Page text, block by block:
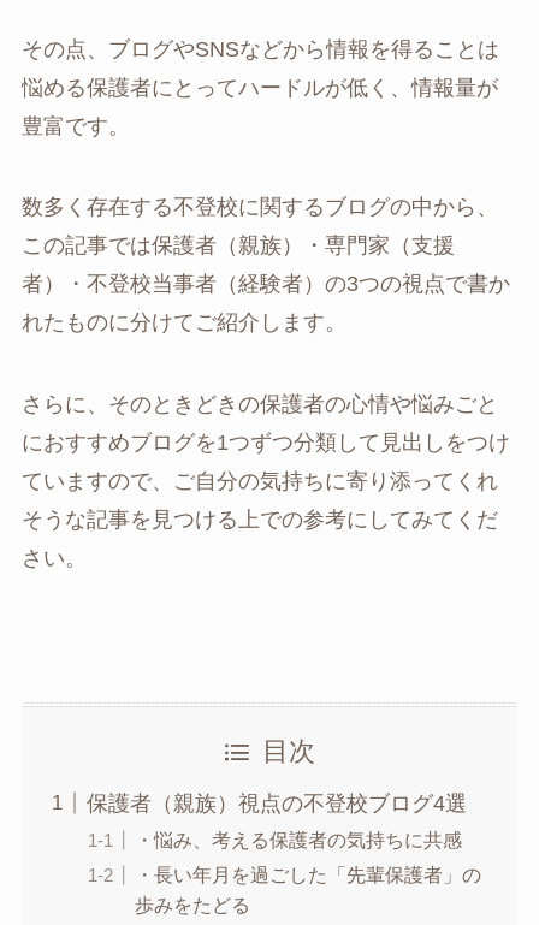
その点、ブログやSNSなどから情報を得ることは
悩める保護者にとってハードルが低く、情報量が
豊富です。
数多く存在する不登校に関するブログの中から、
この記事では保護者（親族）・専門家（支援
者）・不登校当事者（経験者）の3つの視点で書か
れたものに分けてご紹介します。
さらに、そのときどきの保護者の心情や悩みごと
におすすめブログを1つずつ分類して見出しをつけ
ていますので、ご自分の気持ちに寄り添ってくれ
そうな記事を見つける上での参考にしてみてくだ
さい。
目次
保護者（親族）視点の不登校ブログ4選
・悩み、考える保護者の気持ちに共感
・長い年月を過ごした「先輩保護者」の
歩みをたどる